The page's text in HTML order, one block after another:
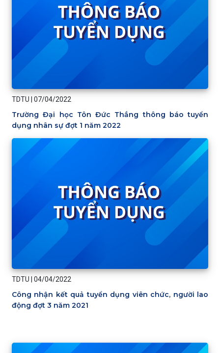
TDTU | 07/04/2022
Trường Đại học Tôn Đức Thắng thông báo tuyển
dụng nhân sự đợt 1 năm 2022
TDTU 04/04/2022
Công nhận kết quả tuyển dụng viên chức, người lao
động đợt 3 năm 2021